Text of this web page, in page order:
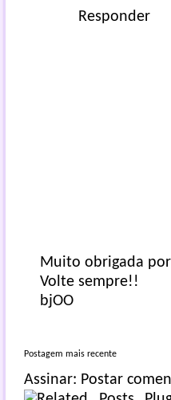
Responder
Muito obrigada
Volte sempre!!
bjOO
Postagem mais recente
Assinar: Postar